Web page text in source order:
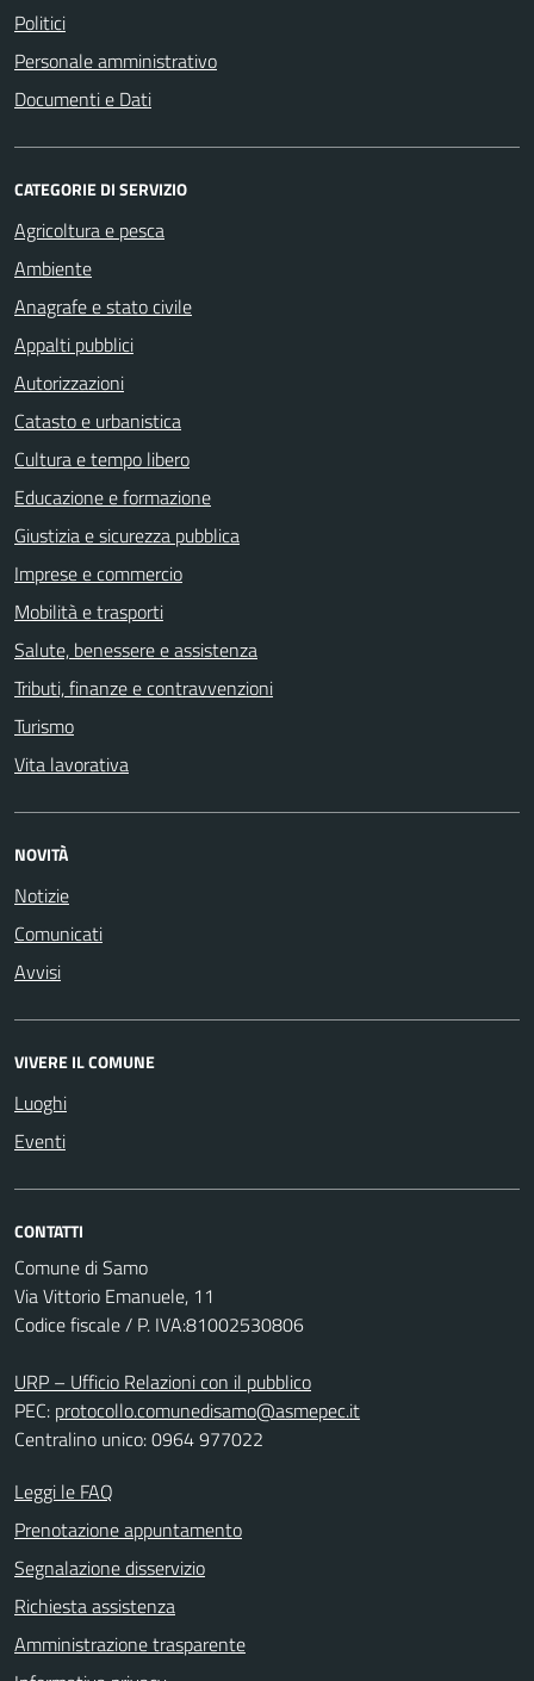
Politici
Personale amministrativo
Documenti e Dati
CATEGORIE DI SERVIZIO
Agricoltura e pesca
Ambiente
Anagrafe e stato civile
Appalti pubblici
Autorizzazioni
Catasto e urbanistica
Cultura e tempo libero
Educazione e formazione
Giustizia e sicurezza pubblica
Imprese e commercio
Mobilità e trasporti
Salute, benessere e assistenza
Tributi, finanze e contravvenzioni
Turismo
Vita lavorativa
NOVITÀ
Notizie
Comunicati
Avvisi
VIVERE IL COMUNE
Luoghi
Eventi
CONTATTI
Comune di Samo
Via Vittorio Emanuele, 11
Codice fiscale / P. IVA:81002530806
URP – Ufficio Relazioni con il pubblico
PEC: protocollo.comunedisamo@asmepec.it
Centralino unico: 0964 977022
Leggi le FAQ
Prenotazione appuntamento
Segnalazione disservizio
Richiesta assistenza
Amministrazione trasparente